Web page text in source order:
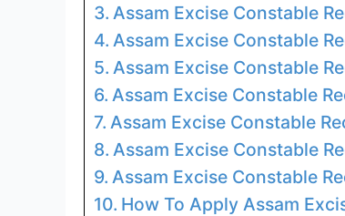
Assam Excise Constable
Assam Excise Constable
Assam Excise Constable
Assam Excise Constable
Assam Excise Constable
Assam Excise Constable
Assam Excise Constable
How To Apply Assam